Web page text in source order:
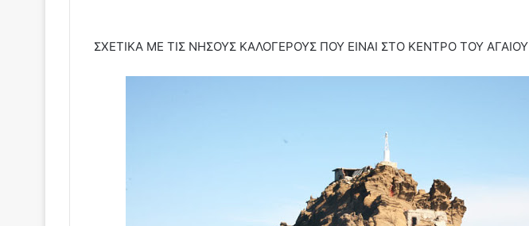
ΣΧΕΤΙΚΑ ΜΕ ΤΙΣ ΝΗΣΟΥΣ ΚΑΛΟΓΕΡΟΥΣ ΠΟΥ ΕΙΝΑΙ ΣΤΟ ΚΕΝΤΡΟ ΤΟΥ ΑΓΑΙΟΥ